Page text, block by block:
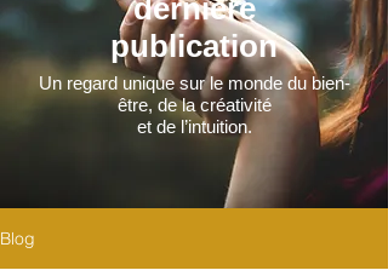
dernière
publication
Un regard unique sur le monde du bien-
être, de la créativité
et de l’intuition.
Blog